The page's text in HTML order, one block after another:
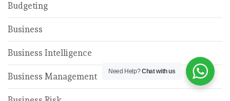
Budgeting
Business
Business Intelligence
Business Management
Need Help?Chat with us